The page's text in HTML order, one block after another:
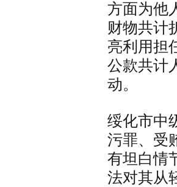
方面为他
财物共计
亮利用担
公款共计
动。
绥化市中
污罪、受
有坦白情
法对其从